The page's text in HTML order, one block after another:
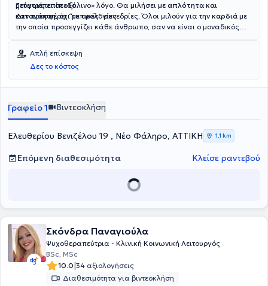
μετατρέπει σε «ξύλινο» λόγο. Θα μιλήσει με απλότητα και
κατανόηση, όχι με ορολογίες.
ζεύγους επίπεδο.
Δεν προσφέρει “τυπικές” συνεδρίες. Όλοι μιλούν για την καρδιά με
την οποία προσεγγίζει κάθε άνθρωπο, σαν να είναι ο μοναδικός
Απλή επίσκεψη
Δες το κόστος
Γραφείο 1 Βιντεοκλήση
Ελευθερίου Βενιζέλου 19 , Νέο Φάληρο, ΑΤΤΙΚΗ 1,1 km
Επόμενη διαθεσιμότητα Κλείσε ραντεβού
Σκόνδρα Παναγιούλα
Ψυχοθεραπεύτρια - Κλινική Κοινωνική Λειτουργός
BSc, MSc
10.0|34 αξιολογήσεις
Διαθεσιμότητα για βιντεοκλήση